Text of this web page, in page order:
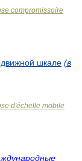
compromissoire
шкале (в
d'échelle mobile